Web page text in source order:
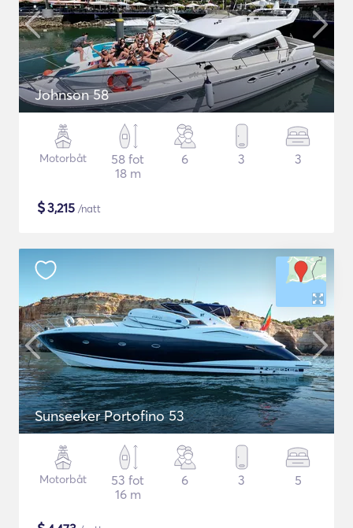
Johnson 58
Motorbåt
58 fot
18 m
6 3 3
$3,215 /natt
Sunseeker Portofino 53
Motorbåt
53 fot
16 m
6 3 5